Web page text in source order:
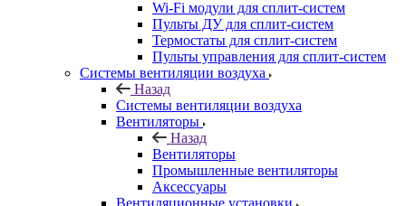
Wi-Fi модули для сплит-систем
Пульты ДУ для сплит-систем
Термостаты для сплит-систем
Пульты управления для сплит-систем
Системы вентиляции воздуха
Назад
Системы вентиляции воздуха
Вентиляторы
Назад
Вентиляторы
Промышленные вентиляторы
Аксессуары
Вентиляционные установки